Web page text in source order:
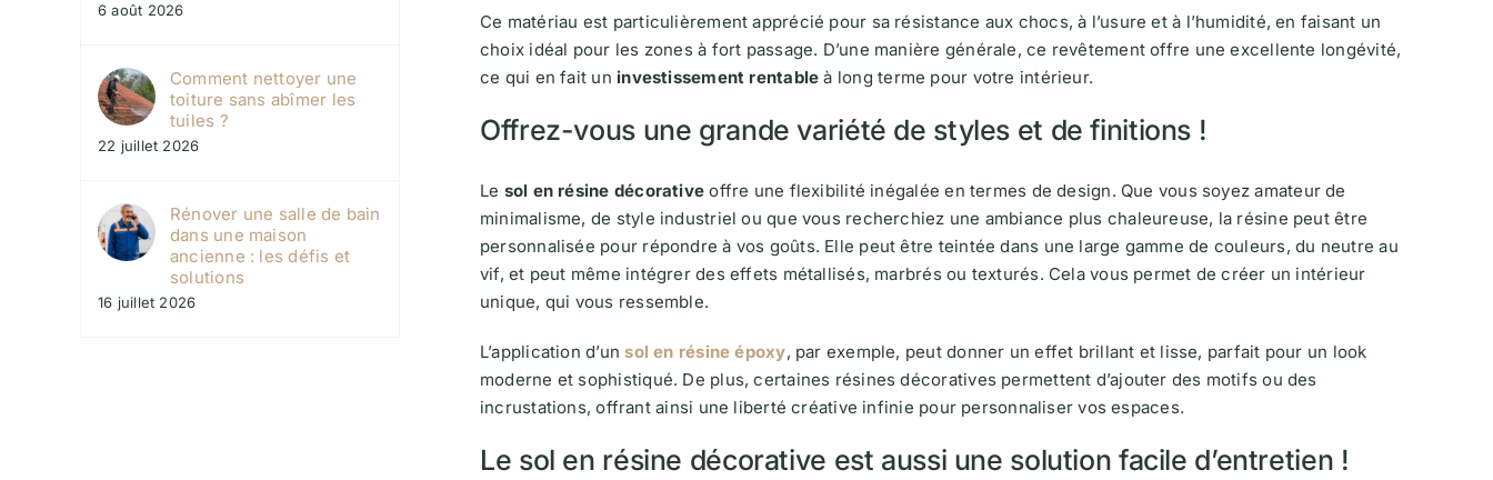
Ce matériau est particulièrement apprécié pour sa résistance aux chocs, à l’usure et à l’humidité, en faisant un
choix idéal pour les zones à fort passage. D’une manière générale, ce revêtement offre une excellente longévité,
ce qui en fait uninvestissement rentable à long terme pour votre intérieur.
Offrez-vous une grande variété de styles et de finitions !
Le sol en résine décorative offre une flexibilité inégalée en termes de design. Que vous soyez amateur de
minimalisme, de style industriel ou que vous recherchiez une ambiance plus chaleureuse, la résine peut être
personnalisée pour répondre à vos goûts. Elle peut être teintée dans une large gamme de couleurs, du neutre au
vif, et peut même intégrer des effets métallisés, marbrés ou texturés. Cela vous permet de créer un intérieur
unique, qui vous ressemble.
L’application d’un sol en résine époxy, par exemple, peut donner un effet brillant et lisse, parfait pour un look
moderne et sophistiqué. De plus, certaines résines décoratives permettent d’ajouter des motifs ou des
incrustations, offrant ainsi une liberté créative infinie pour personnaliser vos espaces.
Le sol en résine décorative est aussi une solution facile d’entretien !
6 août 2026
Comment nettoyer une
toiture sans abîmer les
tuiles ?
22 juillet 2026
Rénover une salle de bain
dans une maison
ancienne : les défis et
solutions
16 juillet 2026